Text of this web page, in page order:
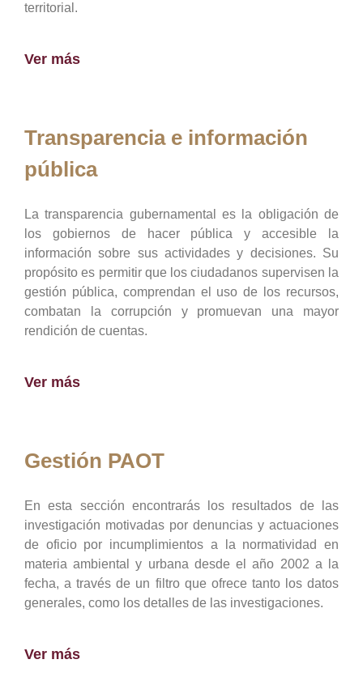
territorial.
Ver más
Transparencia e información
pública
La transparencia gubernamental es la obligación de
los gobiernos de hacer pública y accesible la
información sobre sus actividades y decisiones. Su
propósito es permitir que los ciudadanos supervisen la
gestión pública, comprendan el uso de los recursos,
combatan la corrupción y promuevan una mayor
rendición de cuentas.
Ver más
Gestión PAOT
En esta sección encontrarás los resultados de las
investigación motivadas por denuncias y actuaciones
de oficio por incumplimientos a la normatividad en
materia ambiental y urbana desde el año 2002 a la
fecha, a través de un filtro que ofrece tanto los datos
generales, como los detalles de las investigaciones.
Ver más